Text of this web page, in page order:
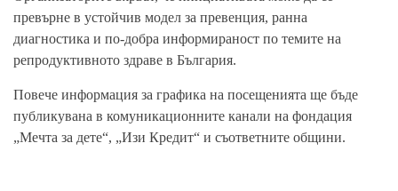
превърне в устойчив модел за превенция, ранна
диагностика и по-добра информираност по темите на
репродуктивното здраве в България.
Повече информация за графика на посещенията ще бъде
публикувана в комуникационните канали на фондация
„Мечта за дете“, „Изи Кредит“ и съответните общини.